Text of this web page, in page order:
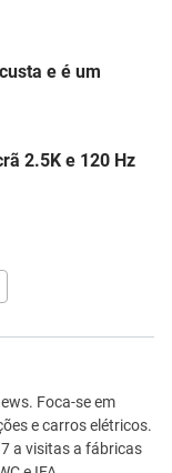
e é um
2.5K e 120 Hz
procuroFoca-se em
e carros elétricos.
a visitas a fábricas